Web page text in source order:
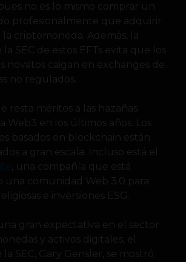
no es lo mismo comprar un
profesionalmente que adquirir
criptomoneda. Además, la
SEC de estos EFTs evita que los
novatos caigan en exchanges de
no regulados.
resta méritos a las hazañas
Web3 en los últimos años. Los
basados en blockchain están
a gran escala. Incluso está el
, una compañía que está
una comunidad Web 3.0 para
e inversiones ESG.
gran expectativa en el sector
y activos digitales, el
SEC, Gary Gensler, se mostró